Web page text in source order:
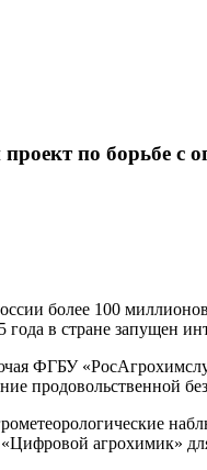
по борьбе с
более 100
в стране запущен
ФГБУ
продовольственной
агрохимик»